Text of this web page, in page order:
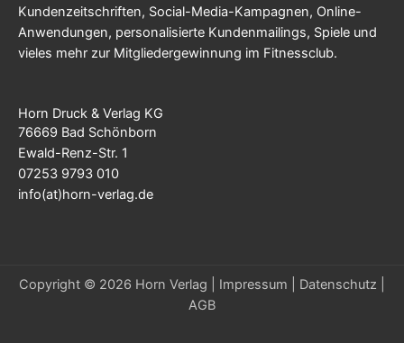
Kundenzeitschriften, Social-Media-Kampagnen, Online-
Anwendungen, personalisierte Kundenmailings, Spiele und
vieles mehr zur Mitgliedergewinnung im Fitnessclub.
Horn Druck & Verlag KG
76669 Bad Schönborn
Ewald-Renz-Str. 1
07253 9793 010
info(at)horn-verlag.de
Copyright © 2026 Horn Verlag | Impressum Datenschutz
AGB